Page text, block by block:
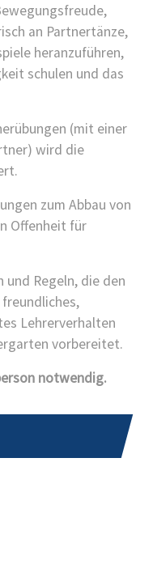
an Partnertänze,
heranzuführen,
schulen und das
(mit einer
wird die
zum Abbau von
Offenheit für
und Regeln, die den
Lehrerverhalten
vorbereitet.
notwendig.